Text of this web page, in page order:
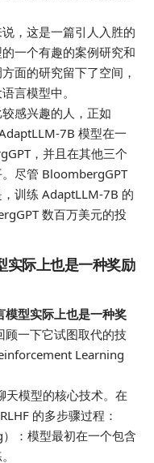
，这是一篇引人入胜的
一个有趣的案例研究和
面的研究留下了空间，
言模型中。
感兴趣的人，正如
7B 模型在一
，并且在其他三个
尽管 BloombergGPT
训练 AdaptLLM-7B 的
数百万美元的投
实际上也是一种奖励
模型实际上也是一种奖
一下它试图取代的技
Learning
天模型的核心技术。在
的多步骤过程：
：模型最初在一个包含